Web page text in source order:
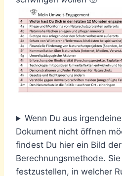
Wenn Du aus
Dokument nicht öffnen
findest Du hier ein Bild der
Berechnungsmethode.
festzustellen, in welcher